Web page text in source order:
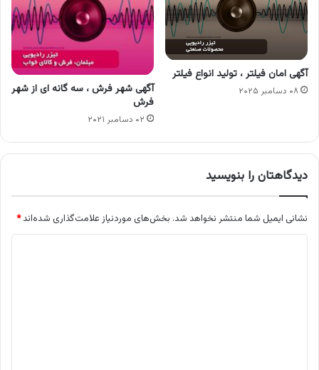
آگهی امان فیلتر ، تولید انواع فیلتر
۰۸ دسامبر ۲۰۲۵
آگهی شهر فرش ، سه گانه ای از شهر
فرش
۰۲ دسامبر ۲۰۲۱
دیدگاهتان را بنویسید
نشانی ایمیل شما منتشر نخواهد شد. بخش‌های موردنیاز علامت‌گذاری شده‌اند*